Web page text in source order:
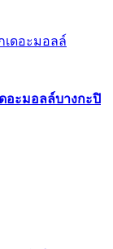
อะมอลล์บางกะปิ